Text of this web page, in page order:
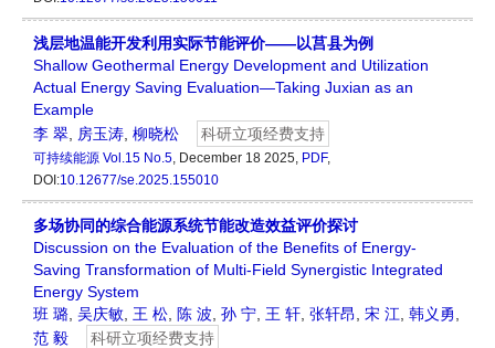
浅层地温能开发利用实际节能评价——以莒县为例
Shallow Geothermal Energy Development and Utilization
Actual Energy Saving Evaluation—Taking Juxian as an
Example
李 翠
房玉涛 柳晓松 科研立项经费支持
可持续能源 Vol.15 No.5, December 18 2025, PDF,
DOI:10.12677/se.2025.155010
多场协同的综合能源系统节能改造效益评价探讨
Discussion on the Evaluation of the Benefits of Energy-
Saving Transformation of Multi-Field Synergistic Integrated
Energy System
班 璐 吴庆敏 王 松 陈 波 孙 宁 王 轩 张轩昂 宋 江 韩义勇
范 毅
科研立项经费支持